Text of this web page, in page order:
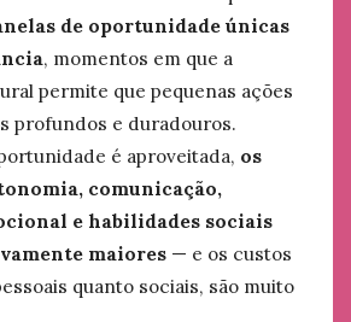
de oportunidade únicas
, momentos em que a
permite que pequenas ações
profundos e duradouros.
é aproveitada, os
comunicação,
e habilidades sociais
maiores — e os custos
quanto sociais, são muito